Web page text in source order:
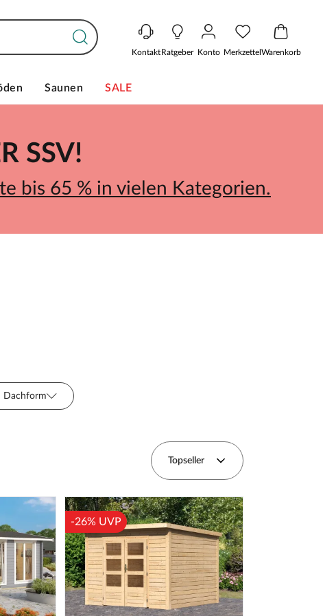
KontaktRatgeber Konto MerkzettelWarenkorb
Saunen SALE
SSV!
bis 65 % in vielen Kategorien.
Dachform
Topseller
-26% UVP